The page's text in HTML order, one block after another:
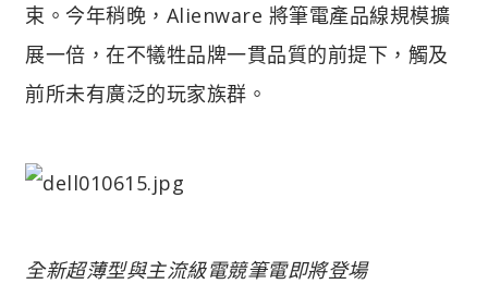
束。今年稍晚，Alienware 將筆電產品線規模擴
展一倍，在不犧牲品牌一貫品質的前提下，觸及
前所未有廣泛的玩家族群。
全新超薄型與主流級電競筆電即將登場